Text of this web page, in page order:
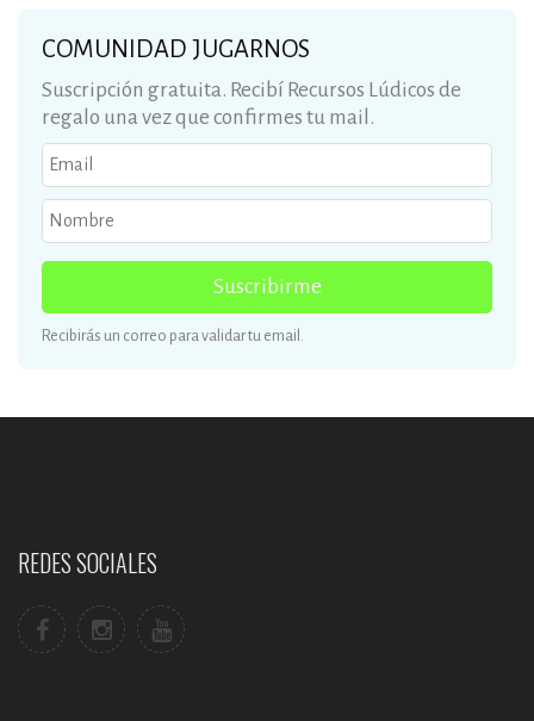
COMUNIDAD JUGARNOS
Suscripción gratuita. Recibí Recursos Lúdicos de
regalo una vez que confirmes tu mail.
Suscribirme
Recibirás un correo para validar tu email.
REDES SOCIALES